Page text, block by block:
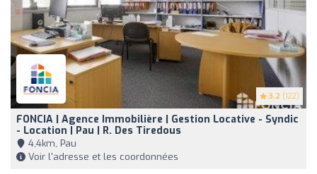
3.2 (122)
FONCIA | Agence Immobilière | Gestion Locative - Syndic
- Location | Pau | R. Des Tiredous
4,4km, Pau
Voir l'adresse et les coordonnées